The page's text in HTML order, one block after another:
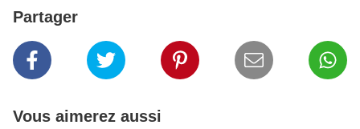
Partager
Vous aimerez aussi